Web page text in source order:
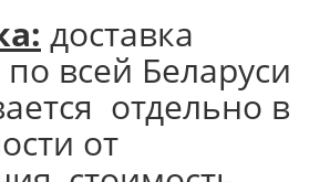
доставка
всей Беларуси
отдельно в
от